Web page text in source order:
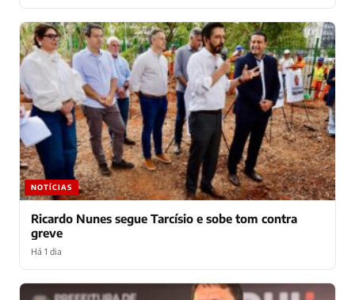
NOTÍCIAS
Ricardo Nunes segue Tarcísio e sobe tom contra
greve
Há 1 dia